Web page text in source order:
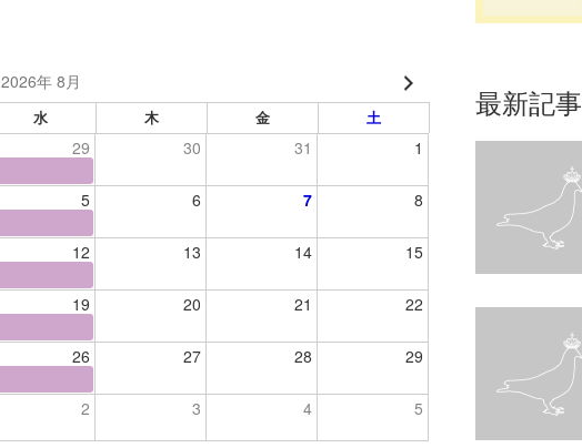
2026年 8月
水 木 金 土
29 30 31 1
5 6 7 8
12 13 14 15
19 20 21 22
26 27 28 29
2 3 4 5
最新記事